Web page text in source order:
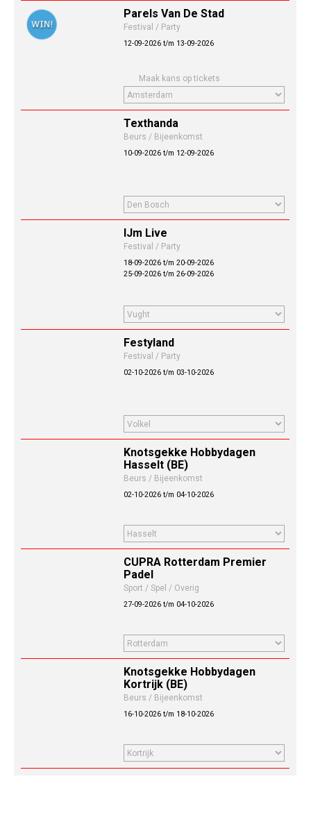
Parels Van De Stad
Festival / Party
12-09-2026 t/m 13-09-2026
Maak kans op tickets
Texthanda
Beurs / Bijeenkomst
10-09-2026 t/m 12-09-2026
IJm Live
Festival / Party
18-09-2026 t/m 20-09-2026
25-09-2026 t/m 26-09-2026
Festyland
Festival / Party
02-10-2026 t/m 03-10-2026
Knotsgekke Hobbydagen
Hasselt (BE)
Beurs / Bijeenkomst
02-10-2026 t/m 04-10-2026
CUPRA Rotterdam Premier
Padel
Sport / Spel / Overig
27-09-2026 t/m 04-10-2026
Knotsgekke Hobbydagen
Kortrijk (BE)
Beurs / Bijeenkomst
16-10-2026 t/m 18-10-2026